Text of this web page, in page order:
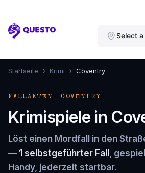
Questo Select
Startseite › Krimi › Coventry
FALLAKTEN · COVENTRY
Krimispiele in
Löst einen Mordfall in den
— 1 selbstgeführter Fall ,
Handy, jederzeit startbar.